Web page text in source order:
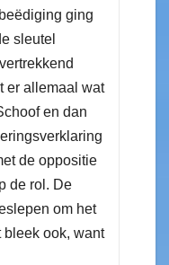
ging
sleutel
er allemaal wat
en dan
de oppositie
de rol. De
om het
bleek ook, want